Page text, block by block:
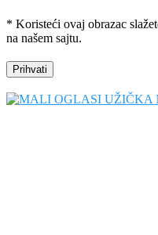
* Koristeći ovaj obrazac
na našem sajtu.